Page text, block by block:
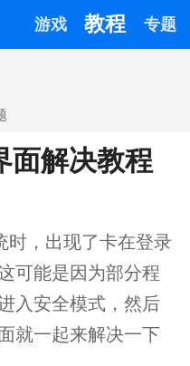
游戏 教程 专题
面解决教程
时，出现了卡在登录
可能是因为部分程
入安全模式，然后
就一起来解决一下